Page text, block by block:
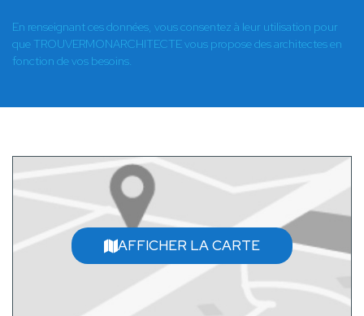
En renseignant ces données, vous consentez à leur utilisation pour
que TROUVERMONARCHITECTE vous propose des architectes en
fonction de vos besoins.
AFFICHER LA CARTE